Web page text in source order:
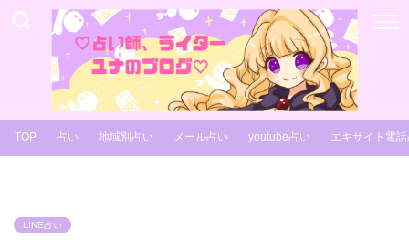
TOP 占い 地域別占い メール占い youtube占い エキサイト電
LINE占い